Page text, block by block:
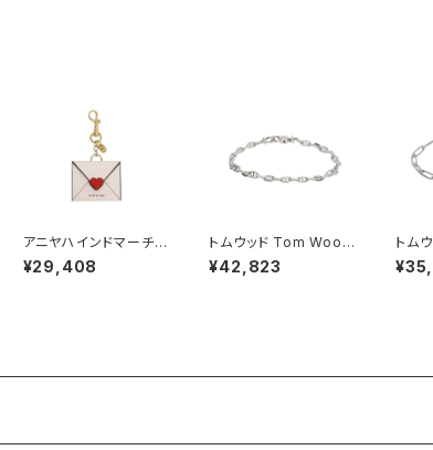
アニヤハインドマーチ A
NYA HINDMARCH I L
ove You チャーム 20
¥29,408
トムウッド Tom Wood
Cable Bracelet ブレ
スレット 100087-65
¥42,823
トム
Box
レッ